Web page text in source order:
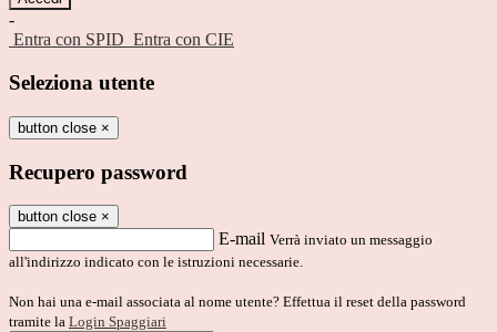
-
Entra con SPID Entra con CIE
Seleziona utente
button close ×
Recupero password
button close ×
E-mail Verrà inviato un messaggio
all'indirizzo indicato con le istruzioni necessarie.
Non hai una e-mail associata al nome utente? Effettua il reset della password
tramite la Login Spaggiari